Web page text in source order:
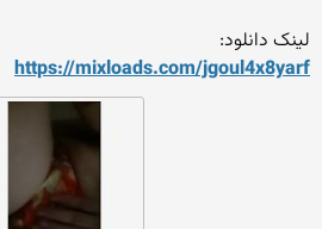
لینک دانلود:
https://mixloads.com/jgoul4x8yarf